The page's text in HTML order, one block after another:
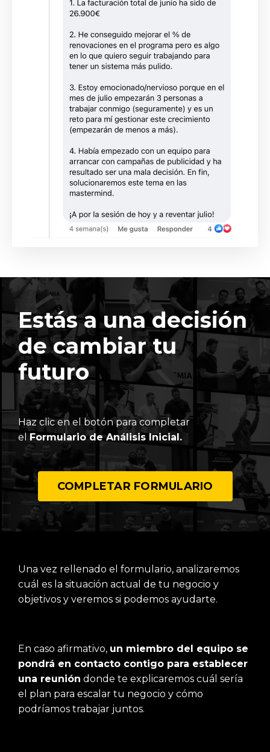
Estás a una decisión
de cambiar tu
futuro
Haz clic en el botón para completar
elFormulario de Análisis Inicial.
COMPLETAR FORMULARIO
Una vez rellenado el formulario, analizaremos
cuál es la situación actual de tu negocio y
objetivos y veremos si podemos ayudarte.
En caso afirmativo, un miembro del equipo se
pondrá en contacto contigo para establecer
una reunión donde te explicaremos cuál sería
el plan para escalar tu negocio y cómo
podríamos trabajar juntos.